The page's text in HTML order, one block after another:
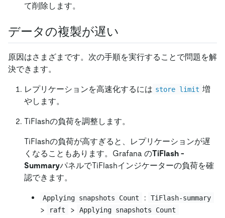
て削除します。
データの複製が遅い
原因はさまざまです。次の手順を実行することで問題を解
決できます。
レプリケーションを高速化するには store limit 増
やします。
TiFlashの負荷を調整します。
TiFlashの負荷が高すぎると、レプリケーションが遅
くなることもあります。Grafana のTiFlash -
SummaryパネルでTiFlashインジケーターの負荷を確
認できます。
Applying snapshots Count : TiFlash-summary
> raft >
Applying snapshots Count